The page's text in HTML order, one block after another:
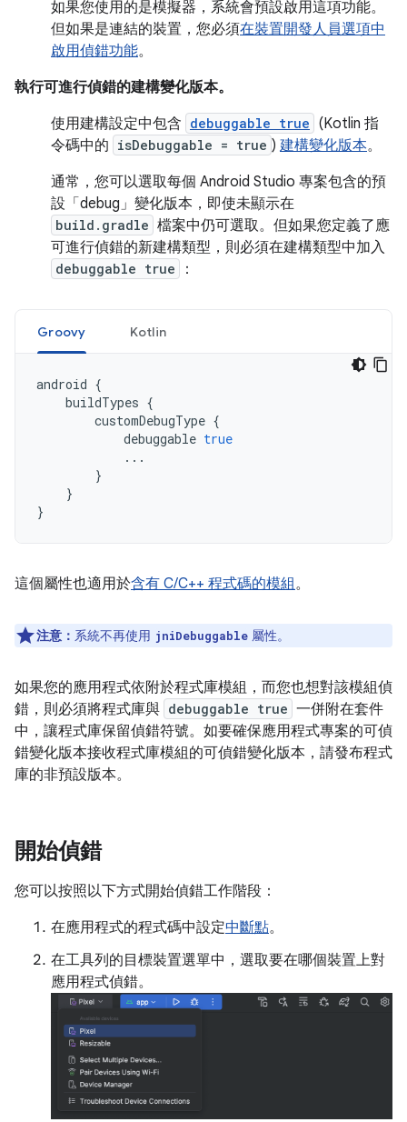
如果您使用的是模擬器，系統會預設啟用這項功能。
但如果是連結的裝置，您必須在裝置開發人員選項中
啟用偵錯功能。
執行可進行偵錯的建構變化版本。
使用建構設定中包含 debuggable true (Kotlin 指
令碼中的 isDebuggable = true ) 建構變化版本。
通常，您可以選取每個 Android Studio 專案包含的預
設「debug」變化版本，即使未顯示在
build.gradle 檔案中仍可選取。但如果您定義了應
可進行偵錯的新建構類型，則必須在建構類型中加入
debuggable true ：
Groovy Kotlin
android {
buildTypes {
customDebugType {
debuggable true
...
}
}
}
這個屬性也適用於含有 C/C++ 程式碼的模組。
注意： 系統不再使用 jniDebuggable 屬性。
如果您的應用程式依附於程式庫模組，而您也想對該模組偵
錯，則必須將程式庫與 debuggable true 一併附在套件
中，讓程式庫保留偵錯符號。如要確保應用程式專案的可偵
錯變化版本接收程式庫模組的可偵錯變化版本，請發布程式
庫的非預設版本。
開始偵錯
您可以按照以下方式開始偵錯工作階段：
在應用程式的程式碼中設定中斷點。
在工具列的目標裝置選單中，選取要在哪個裝置上對
應用程式偵錯。